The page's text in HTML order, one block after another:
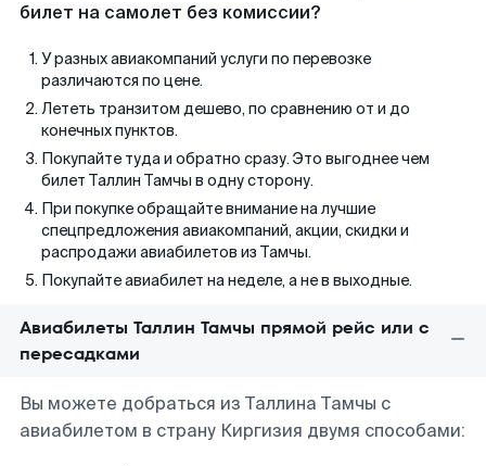
билет на самолет без комиссии?
У разных авиакомпаний услуги по перевозке
различаются по цене.
Лететь транзитом дешево, по сравнению от и до
конечных пунктов.
Покупайте туда и обратно сразу. Это выгоднее чем
билет Таллин Тамчы в одну сторону.
При покупке обращайте внимание на лучшие
спецпредложения авиакомпаний, акции, скидки и
распродажи авиабилетов из Тамчы.
Покупайте авиабилет на неделе, а не в выходные.
Авиабилеты Таллин Тамчы прямой рейс или с
пересадками
Вы можете добраться из Таллина Тамчы с
авиабилетом в страну Киргизия двумя способами: